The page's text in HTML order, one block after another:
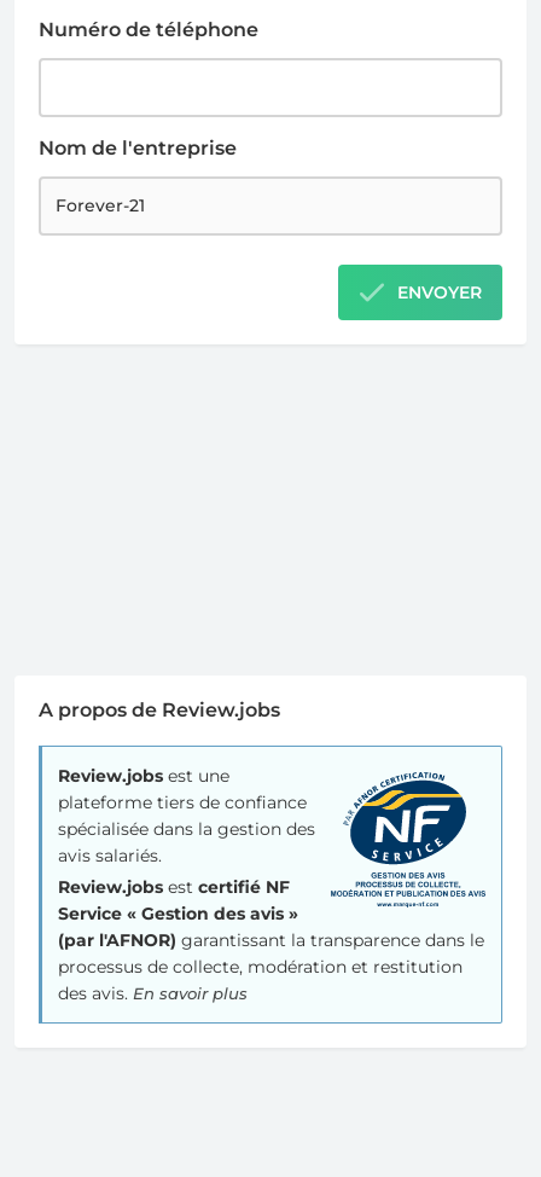
Numéro de téléphone
Nom de l'entreprise
ENVOYER
A propos de Review.jobs
Review.jobs est une
plateforme tiers de confiance
spécialisée dans la gestion des
avis salariés.
Review.jobs est certifié NF
Service « Gestion des avis »
(par l'AFNOR) garantissant la transparence dans le
processus de collecte, modération et restitution
des avis. En savoir plus